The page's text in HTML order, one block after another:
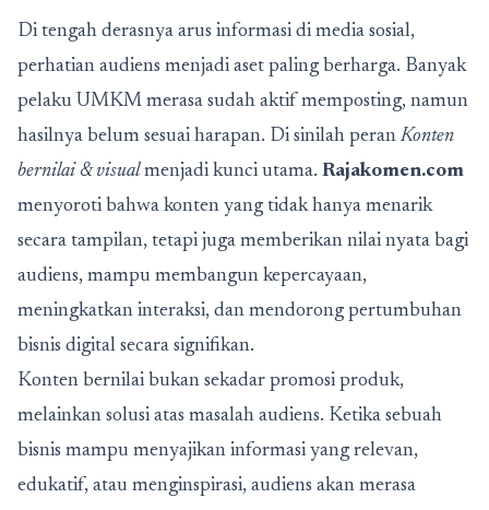
Di tengah derasnya arus informasi di media sosial,
perhatian audiens menjadi aset paling berharga. Banyak
pelaku UMKM merasa sudah aktif memposting, namun
hasilnya belum sesuai harapan. Di sinilah peran Konten
bernilai & visualmenjadi kunci utama. Rajakomen.com
menyoroti bahwa konten yang tidak hanya menarik
secara tampilan, tetapi juga memberikan nilai nyata bagi
audiens, mampu membangun kepercayaan,
meningkatkan interaksi, dan mendorong pertumbuhan
bisnis digital secara signifikan.
Konten bernilai bukan sekadar promosi produk,
melainkan solusi atas masalah audiens. Ketika sebuah
bisnis mampu menyajikan informasi yang relevan,
edukatif, atau menginspirasi, audiens akan merasa